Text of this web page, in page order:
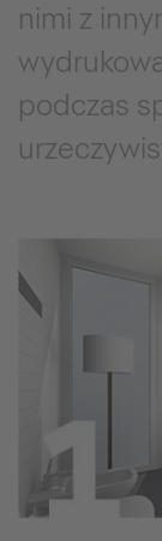
nimi z
podczas